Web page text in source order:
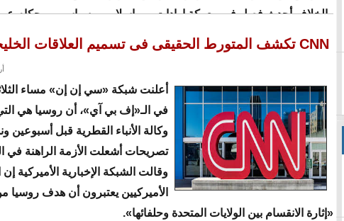
والخلاف أحدث فصل في معركة إرادات بين إسلاميين سياسيين وحكام
CNN تكشف المتورط الحقيقى فى تسميم العلاقات الخليجية القطرية
أعلنت شبكة «سي إن إن» مساء
في الـ«إف بي آي»، أن روسيا هي
وكالة الأنباء القطرية قبل أسبوعين
تصريحات أشعلت الأزمة الراهنة في
وقالت الشبكة الإخبارية الأميركية
الأميركيين يعتبرون أن هدف روسيا
«إثارة الانقسام بين الولايات المتحدة وحلفائها».